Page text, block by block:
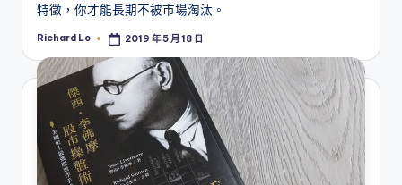
特徵，你才能長期不被市場淘汰。
Posted
Richard Lo 2019 年 5 月 18 日